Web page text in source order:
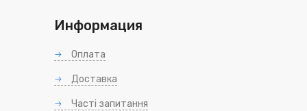
Информация
Оплата
Доставка
Часті запитання